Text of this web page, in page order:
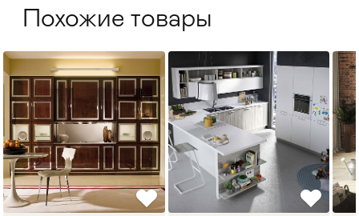
Похожие товары